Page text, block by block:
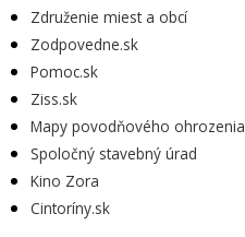
Združenie miest a obcí
Zodpovedne.sk
Pomoc.sk
Ziss.sk
Mapy povodňového ohrozenia
Spoločný stavebný úrad
Kino Zora
Cintoríny.sk